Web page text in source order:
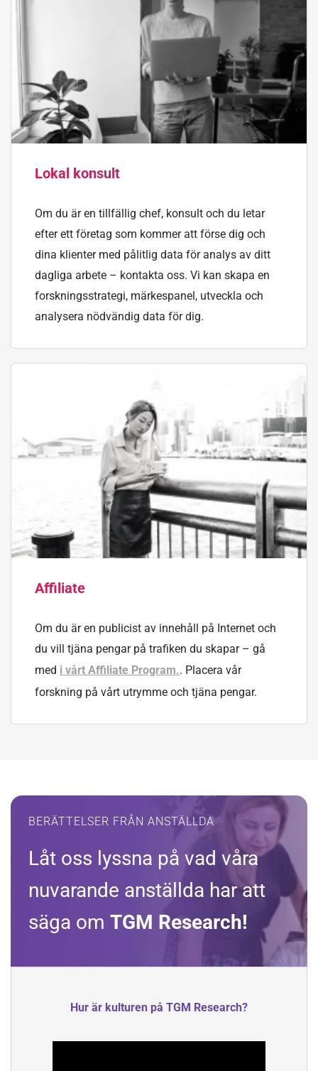
Lokal konsult
Om du är en tillfällig chef, konsult och du letar
efter ett företag som kommer att förse dig och
dina klienter med pålitlig data för analys av ditt
dagliga arbete – kontakta oss. Vi kan skapa en
forskningsstrategi, märkespanel, utveckla och
analysera nödvändig data för dig.
Affiliate
Om du är en publicist av innehåll på Internet och
du vill tjäna pengar på trafiken du skapar – gå
med i vårt Affiliate Program.. Placera vår
forskning på vårt utrymme och tjäna pengar.
BERÄTTELSER FRÅN ANSTÄLLDA
Låt oss lyssna på vad våra
nuvarande anställda har att
säga om TGM Research!
Hur är kulturen på TGM Research?